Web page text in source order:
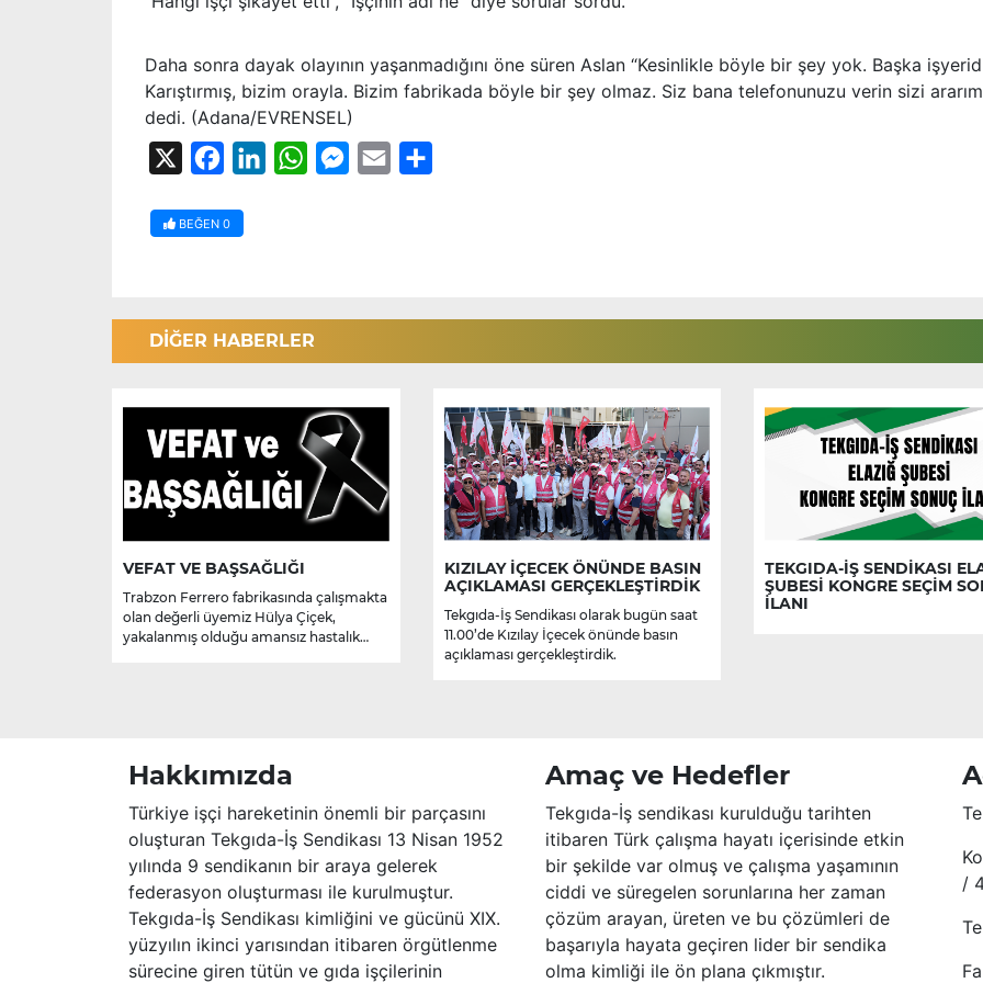
Daha sonra dayak olayının yaşanmadığını öne süren Aslan “Kesinlikle böyle bir şey yok. Başka
Karıştırmış, bizim orayla. Bizim fabrikada böyle bir şey olmaz. Siz bana telefonunuzu verin sizi
dedi. (Adana/EVRENSEL)
FacebookLinkedInWhatsAppMessenger
Email
BEĞEN 0
DİĞER HABERLER
VEFAT VE BAŞSAĞLIĞI
Trabzon Ferrero fabrikasında çalışmakta
olan değerli üyemiz Hülya Çiçek,
yakalanmış olduğu amansız hastalık
KIZILAY İÇECEK ÖNÜNDE BASIN
AÇIKLAMASI GERÇEKLEŞTİRDİK
Tekgıda-İş Sendikası olarak bugün saat
11.00’de Kızılay İçecek önünde basın
açıklaması gerçekleştirdik.
TEKGIDA-İŞ SENDİKASI
ŞUBESİ KONGRE SEÇİM
İLANI
Hakkımızda
Türkiye işçi hareketinin önemli bir parçasını
oluşturan Tekgıda-İş Sendikası 13 Nisan 1952
yılında 9 sendikanın bir araya gelerek
federasyon oluşturması ile kurulmuştur.
Tekgıda-İş Sendikası kimliğini ve gücünü XIX.
yüzyılın ikinci yarısından itibaren örgütlenme
sürecine giren tütün ve gıda işçilerinin
Amaç ve Hedefler
Tekgıda-İş sendikası kurulduğu tarihten
itibaren Türk çalışma hayatı içerisinde etkin
bir şekilde var olmuş ve çalışma yaşamının
ciddi ve süregelen sorunlarına her zaman
çözüm arayan, üreten ve bu çözümleri de
başarıyla hayata geçiren lider bir sendika
olma kimliği ile ön plana çıkmıştır.
/